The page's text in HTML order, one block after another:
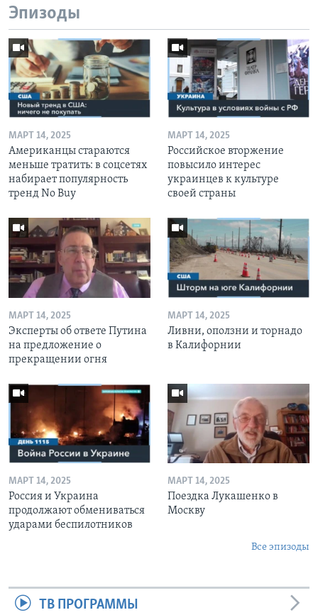
Эпизоды
МАРТ 14, 2025
Американцы стараются
меньше тратить: в соцсетях
набирает популярность
тренд No Buy
МАРТ 14, 2025
Российское вторжение
повысило интерес
украинцев к культуре
своей страны
МАРТ 14, 2025
Эксперты об ответе Путина
на предложение о
прекращении огня
МАРТ 14, 2025
Ливни, оползни и торнадо
в Калифорнии
МАРТ 14, 2025
Россия и Украина
продолжают обмениваться
ударами беспилотников
МАРТ 14, 2025
Поездка Лукашенко в
Москву
Все эпизоды
ТВ ПРОГРАММЫ